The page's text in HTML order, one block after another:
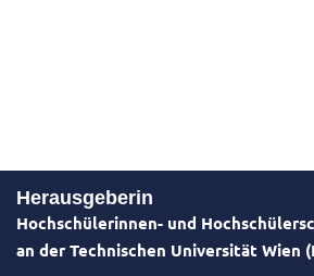
Herausgeberin
Hochschülerinnen- und
an der Technischen Universität Wien